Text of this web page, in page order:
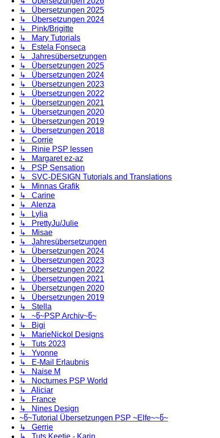
↳ Übersetzungen 2025
↳ Übersetzungen 2024
↳ Pink/Brigitte
↳ Mary Tutorials
↳ Estela Fonseca
↳ Jahresübersetzungen
↳ Übersetzungen 2025
↳ Übersetzungen 2024
↳ Übersetzungen 2023
↳ Übersetzungen 2022
↳ Übersetzungen 2021
↳ Übersetzungen 2020
↳ Übersetzungen 2019
↳ Übersetzungen 2018
↳ Corrie
↳ Rinie PSP lessen
↳ Margaret ez-az
↳ PSP Sensation
↳ SVC-DESIGN Tutorials and Translations
↳ Minnas Grafik
↳ Carine
↳ Alenza
↳ Lylia
↳ PrettyJu/Julie
↳ Misae
↳ Jahresübersetzungen
↳ Übersetzungen 2024
↳ Übersetzungen 2023
↳ Übersetzungen 2022
↳ Übersetzungen 2021
↳ Übersetzungen 2020
↳ Übersetzungen 2019
↳ Stella
↳ ~წ~PSP Archiv~წ~
↳ Bigi
↳ MarieNickol Designs
↳ Tuts 2023
↳ Yvonne
↳ E-Mail Erlaubnis
↳ Naise M
↳ Nocturnes PSP World
↳ Aliciar
↳ France
↳ Nines Design
~წ~Tutorial Übersetzungen PSP ~Elfe~~წ~
↳ Gerrie